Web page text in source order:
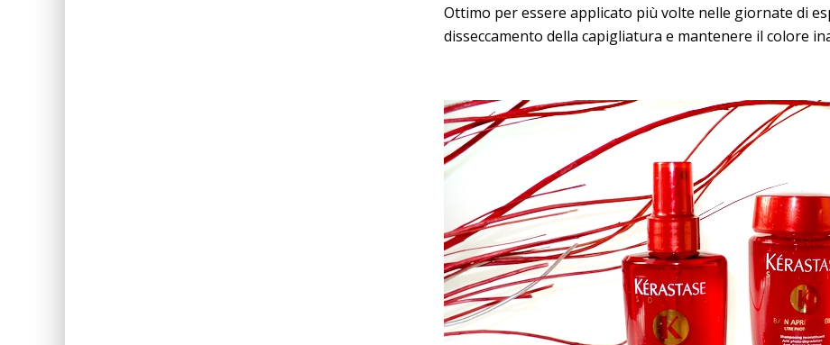
Ottimo per essere applicato più volte nelle giornate di
disseccamento della capigliatura e mantenere il colore